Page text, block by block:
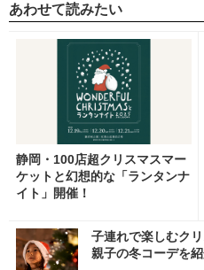
あわせて読みたい
静岡・100店超クリスマスマー
ケットと幻想的な「ランタンナ
イト」開催！
子連れで楽しむク
親子の冬コーデを